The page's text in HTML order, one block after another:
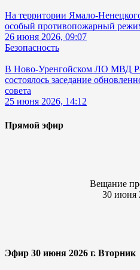
На территории Ямало-
особый противопожарный
26 июня 2026, 09:07
Безопасность
В Ново-Уренгойском ЛО МВД
состоялось заседание
совета
25 июня 2026, 14:12
Прямой эфир
Вещание
30 июня
Эфир 30 июня 2026 г. Вторник